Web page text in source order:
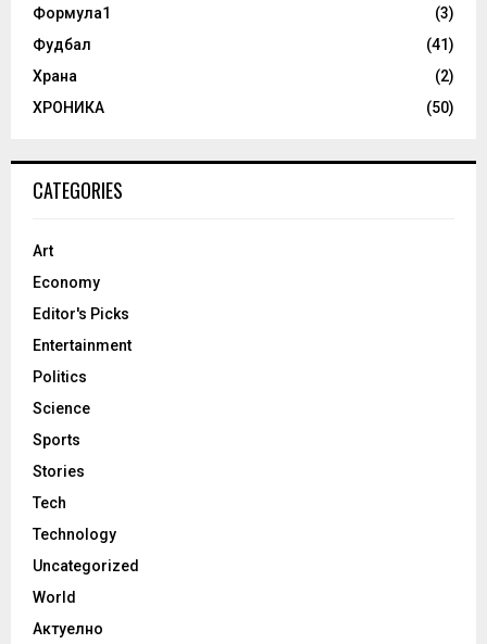
Формула1
(3)
Фудбал
(41)
Храна
(2)
ХРОНИКА
(50)
CATEGORIES
Art
Economy
Editor's Picks
Entertainment
Politics
Science
Sports
Stories
Tech
Technology
Uncategorized
World
Актуелно